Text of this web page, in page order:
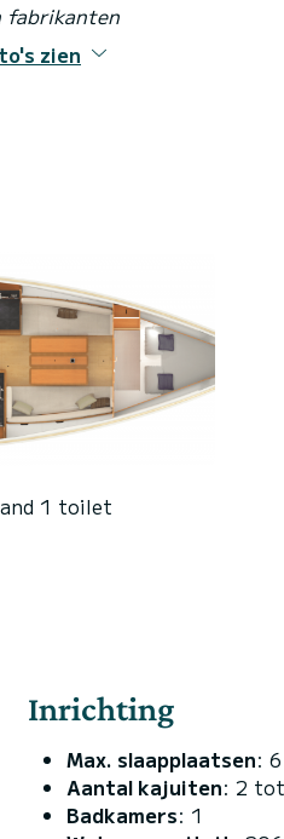
fabrikanten
zien
1 toilet
Inrichting
Max. slaapplaatsen: 6
Aantal kajuiten: 2
Badkamers: 1